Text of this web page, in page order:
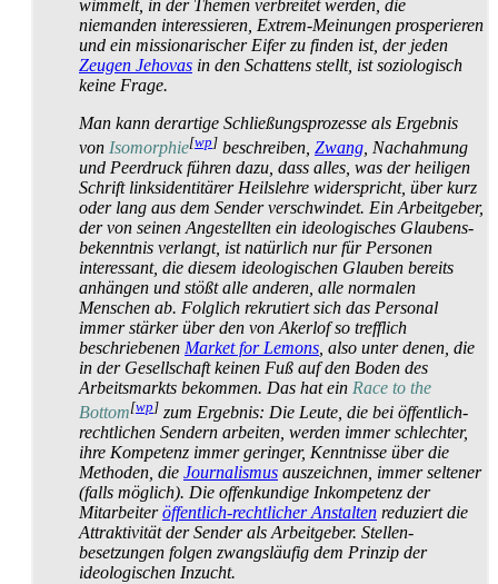
wimmelt, in der Themen verbreitet werden, die
niemanden interessieren, Extrem-Meinungen prosperieren
und ein missionarischer Eifer zu finden ist, der jeden
Zeugen Jehovas in den Schattens stellt, ist soziologisch
keine Frage.
Man kann derartige Schließungs­prozesse als Ergebnis
von Isomorphie[wp] beschreiben, Zwang , Nachahmung
und Peerdruck führen dazu, dass alles, was der heiligen
Schrift links­identitärer Heilslehre widerspricht, über kurz
oder lang aus dem Sender verschwindet. Ein Arbeitgeber,
der von seinen Angestellten ein ideologisches Glaubens­
bekenntnis verlangt, ist natürlich nur für Personen
interessant, die diesem ideologischen Glauben bereits
anhängen und stößt alle anderen, alle normalen
Menschen ab. Folglich rekrutiert sich das Personal
immer stärker über den von Akerlof so trefflich
beschriebenen Market for Lemons , also unter denen, die
in der Gesellschaft keinen Fuß auf den Boden des
Arbeitsmarkts bekommen. Das hat ein Race to the
Bottom[wp] zum Ergebnis: Die Leute, die bei öffentlich-
rechtlichen Sendern arbeiten, werden immer schlechter,
ihre Kompetenz immer geringer, Kenntnisse über die
Methoden, die Journalismus auszeichnen, immer seltener
(falls möglich). Die offenkundige Inkompetenz der
Mitarbeiteröffentlich-rechtlicher Anstalten reduziert die
Attraktivität der Sender als Arbeitgeber. Stellen­
besetzungen folgen zwangsläufig dem Prinzip der
ideologischen Inzucht.